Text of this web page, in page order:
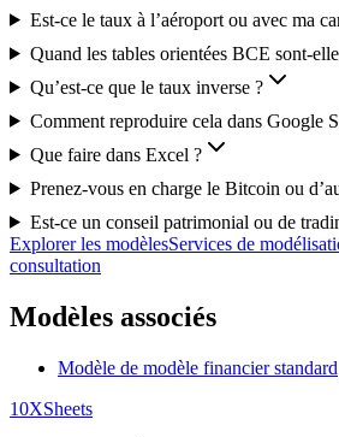
Est-ce le taux à l’aéroport ou avec ma
Quand les tables orientées BCE sont-
Qu’est-ce que le taux inverse ?
Comment reproduire cela dans Google
Que faire dans Excel ?
Prenez-vous en charge le Bitcoin ou
Est-ce un conseil patrimonial ou de
Explorer les modèlesServices de
consultation
Modèles associés
Modèle de modèle financier standard
10XSheets